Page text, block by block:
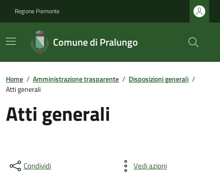
Regione Piemonte
Comune di Pralungo
Home / Amministrazione trasparente / Disposizioni generali /
Atti generali
Atti generali
Condividi Vedi azioni